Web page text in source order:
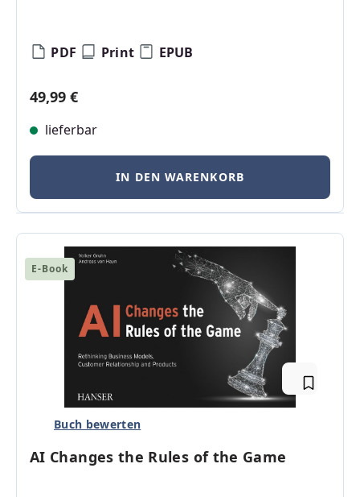
PDF Print EPUB
Regulärer Preis:
49,99 €
lieferbar
IN DEN WARENKORB
E-Book
Buch bewerten
AI Changes the Rules of the Game